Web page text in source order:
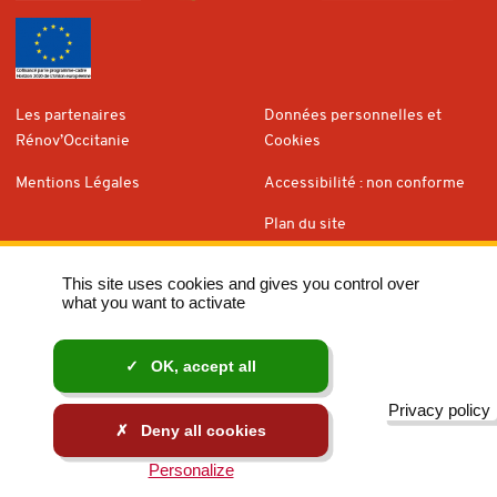
Les partenaires
Rénov’Occitanie
Mentions Légales
Données personnelles et
Cookies
Accessibilité : non conforme
Plan du site
AREC Occitanie- Nouvelle fenêtre
Transition écologiqueet
énergétique en Occitanie
Tous nos sites
laregion.fr
This site uses cookies and gives you control over
what you want to activate
OK, accept all
Deny all cookies
Personalize
Privacy policy